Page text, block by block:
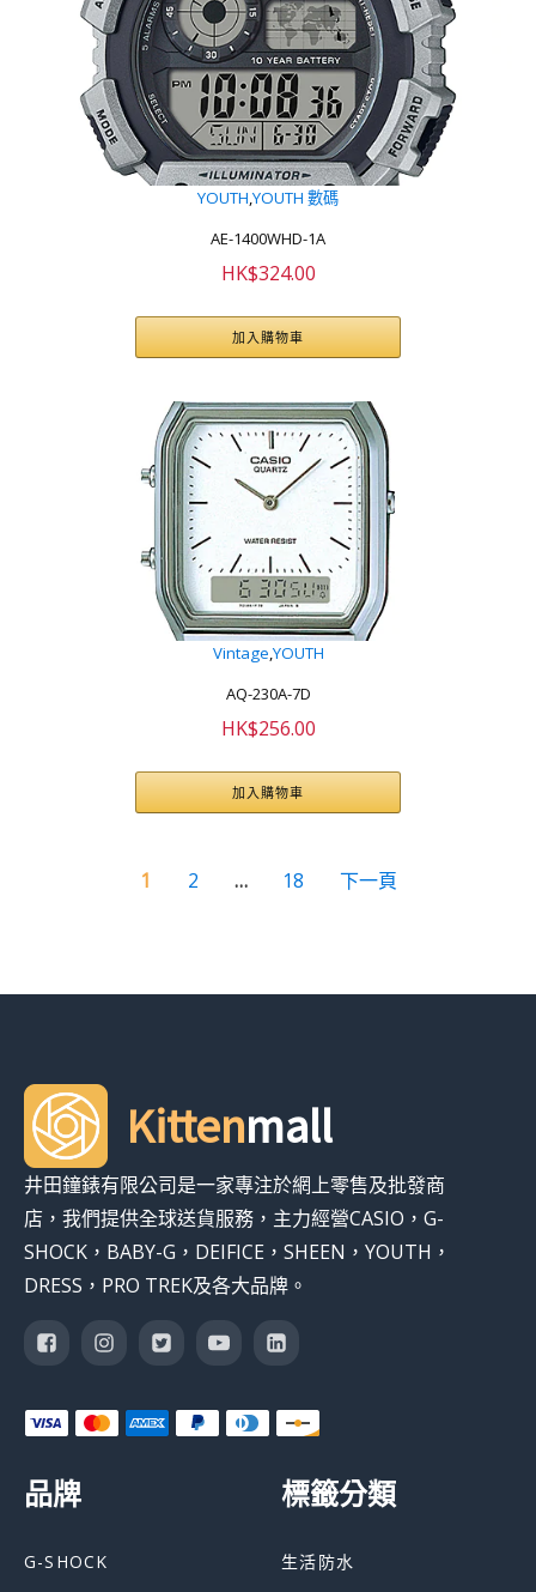
YOUTH YOUTH 數碼
AE-1400WHD-1A
HK$324.00
加入購物車
Vintage YOUTH
AQ-230A-7D
HK$256.00
加入購物車
1 2 … 18 下一頁
Kittenmall
井田鐘錶有限公司是一家專注於網上零售及批發商
店，我們提供全球送貨服務，主力經營CASIO，G-
SHOCK，BABY-G，DEIFICE，SHEEN，YOUTH，
DRESS，PRO TREK及各大品牌。
品牌
G-SHOCK
標籤分類
生活防水